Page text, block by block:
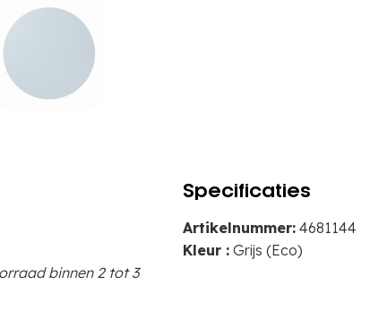
binnen 2 tot 3
Specificaties
Artikelnummer: 4681144
Kleur : Grijs (Eco)